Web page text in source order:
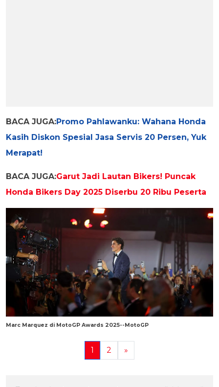
BACA JUGA:Promo Pahlawanku: Wahana Honda
Kasih Diskon Spesial Jasa Servis 20 Persen, Yuk
Merapat!
BACA JUGA:Garut Jadi Lautan Bikers! Puncak
Honda Bikers Day 2025 Diserbu 20 Ribu Peserta
Marc Marquez di MotoGP Awards 2025--MotoGP
1 2 »